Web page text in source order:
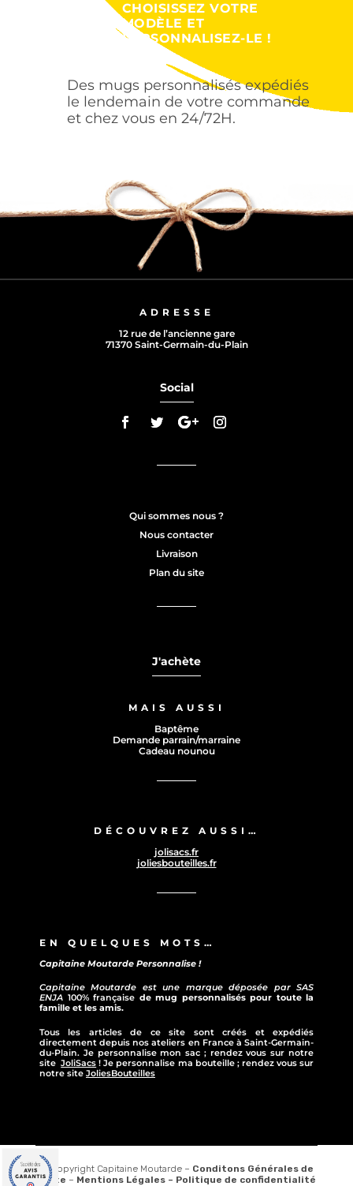
CHOISISSEZ VOTRE
MODÈLE ET
PERSONNALISEZ-LE !
Des mugs personnalisés expédiés
le lendemain de votre commande
et chez vous en 24/72H.
ADRESSE
12 rue de l’ancienne gare
71370 Saint-Germain-du-Plain
Social
Qui sommes nous ?
Nous contacter
Livraison
Plan du site
J'achète
MAIS AUSSI
Baptême
Demande parrain/marraine
Cadeau nounou
DÉCOUVREZ AUSSI…
jolisacs.fr
joliesbouteilles.fr
EN QUELQUES MOTS…
Capitaine Moutarde Personnalise !
Capitaine Moutarde est une marque déposée par SAS
ENJA 100% française de mug personnalisés pour toute la
famille et les amis.
Tous les articles de ce site sont créés et expédiés
directement depuis nos ateliers en France à Saint-Germain-
du-Plain. Je personnalise mon sac ; rendez vous sur notre
siteJoliSacs ! Je personnalise ma bouteille ; rendez vous sur
notre site JoliesBouteilles
© Copyright Capitaine Moutarde – Conditons Générales de
vente – Mentions Légales – Politique de confidentialité